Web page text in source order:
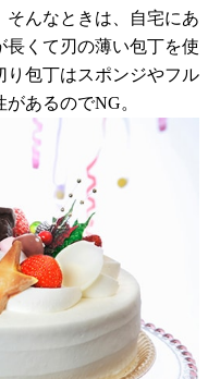
そんなときは、自宅にあ
長くて刃の薄い包丁を使
り包丁はスポンジやフル
あるのでNG。